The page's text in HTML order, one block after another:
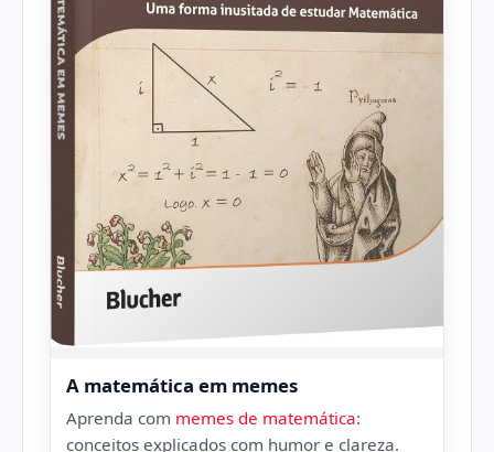
A matemática em memes
Aprenda com memes de matemática:
conceitos explicados com humor e clareza.